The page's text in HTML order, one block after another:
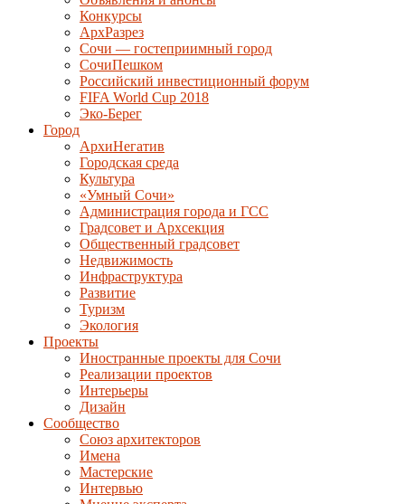
Конкурсы
АрхРазрез
Сочи — гостеприимный город
СочиПешком
Российский инвестиционный форум
FIFA World Cup 2018
Эко-Берег
Город
АрхиНегатив
Городская среда
Культура
«Умный Сочи»
Администрация города и ГСС
Градсовет и Архсекция
Общественный градсовет
Недвижимость
Инфраструктура
Развитие
Туризм
Экология
Проекты
Иностранные проекты для Сочи
Реализации проектов
Интерьеры
Дизайн
Сообщество
Союз архитекторов
Имена
Мастерские
Интервью